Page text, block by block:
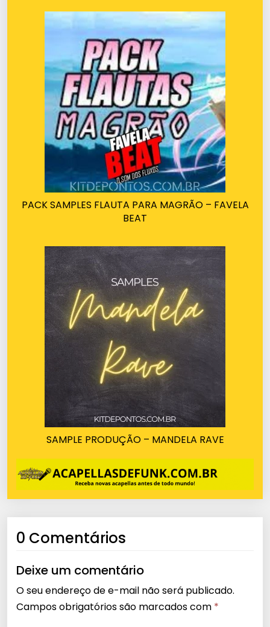
PACK SAMPLES FLAUTA PARA MAGRÃO – FAVELA
BEAT
SAMPLE PRODUÇÃO – MANDELA RAVE
0 Comentários
Deixe um comentário
O seu endereço de e-mail não será publicado.
Campos obrigatórios são marcados com *